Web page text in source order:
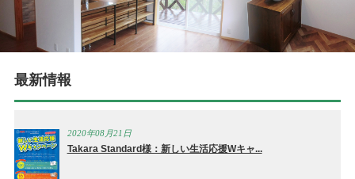
Ｑ＆Ａ
お問い合わせ
最新情報
2020年08月21日
Takara Standard様：新しい生活応援Wキャ...